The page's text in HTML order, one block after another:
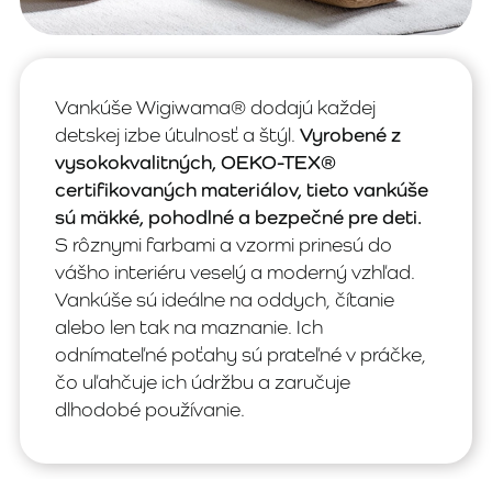
Vankúše Wigiwama® dodajú každej
detskej izbe útulnosť a štýl. Vyrobené z
vysokokvalitných, OEKO-TEX®
certifikovaných materiálov, tieto vankúše
sú mäkké, pohodlné a bezpečné pre deti.
S rôznymi farbami a vzormi prinesú do
vášho interiéru veselý a moderný vzhľad.
Vankúše sú ideálne na oddych, čítanie
alebo len tak na maznanie. Ich
odnímateľné poťahy sú prateľné v práčke,
čo uľahčuje ich údržbu a zaručuje
dlhodobé používanie.